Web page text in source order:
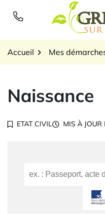
Accueil Mes
Naissance
ETAT CIVIL MIS À JOUR